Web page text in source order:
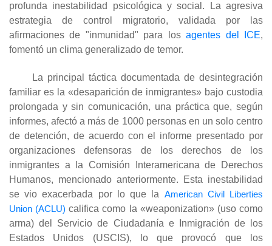
profunda inestabilidad psicológica y social. La agresiva
estrategia de control migratorio, validada por las
afirmaciones de "inmunidad" para losagentes del ICE,
fomentó un clima generalizado de temor.
La principal táctica documentada de desintegración
familiar es la «desaparición de inmigrantes» bajo custodia
prolongada y sin comunicación, una práctica que, según
informes, afectó a más de 1000 personas en un solo centro
de detención, de acuerdo con el informe presentado por
organizaciones defensoras de los derechos de los
inmigrantes a la Comisión Interamericana de Derechos
Humanos, mencionado anteriormente. Esta inestabilidad
se vio exacerbada por lo que la American Civil Liberties
Union (ACLU) califica como la «weaponization» (uso como
arma) del Servicio de Ciudadanía e Inmigración de los
Estados Unidos (USCIS), lo que provocó que los